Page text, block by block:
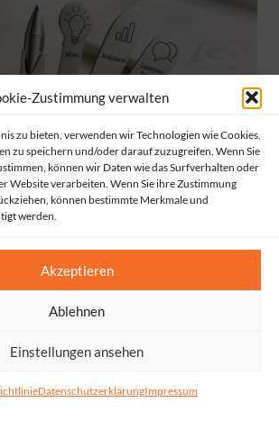
Zustimmung verwalten
zu bieten, verwenden wir Technologien wie Cookies,
zu speichern und/oder darauf zuzugreifen. Wenn Sie
können wir Daten wie das Surfverhalten oder
Website verarbeiten. Wenn Sie ihre Zustimmung
können bestimmte Merkmale und
werden.
Akzeptieren
Ablehnen
Einstellungen ansehen
DatenschutzerklärungImpressum
nicht mehr und nicht weniger